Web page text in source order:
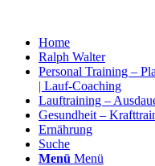
Home
Ralph Walter
Personal Training –
| Lauf-Coaching
Lauftraining –
Gesundheit –
Ernährung
Suche
Menü Menü